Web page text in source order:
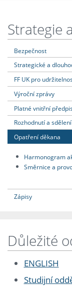
Strategie
Bezpečnost
Strategické a
FF UK pro
Výroční zprávy
Platné vnitřní
Rozhodnutí a
Opatření děkana
Harmonogram
Směrnice a
Zápisy
Důležité
ENGLISH
Studijní